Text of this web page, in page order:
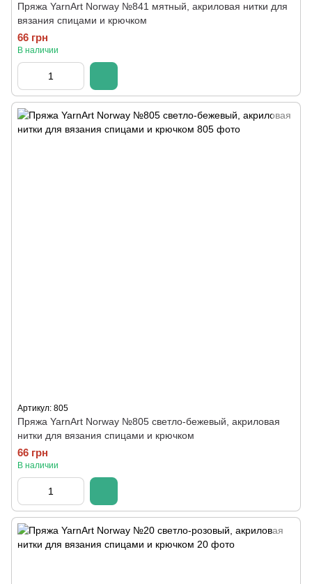
Пряжа YarnArt Norway №841 мятный, акриловая нитки для
вязания спицами и крючком
66 грн
В наличии
Артикул: 805
Пряжа YarnArt Norway №805 светло-бежевый, акриловая
нитки для вязания спицами и крючком
66 грн
В наличии